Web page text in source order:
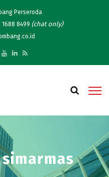
Perseroda
1688 8499 (chat only)